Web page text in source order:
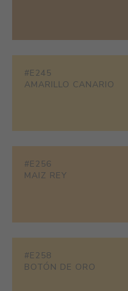
#E245
AMARILLO CANARIO
#E256
MAIZ REY
#E258
BOTÓN DE ORO